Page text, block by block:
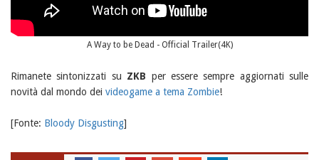
A Way to be Dead - Official Trailer(4K)
Rimanete sintonizzati su ZKB per essere sempre aggiornati sulle
novità dal mondo dei videogame a tema Zombie!
[Fonte: Bloody Disgusting]